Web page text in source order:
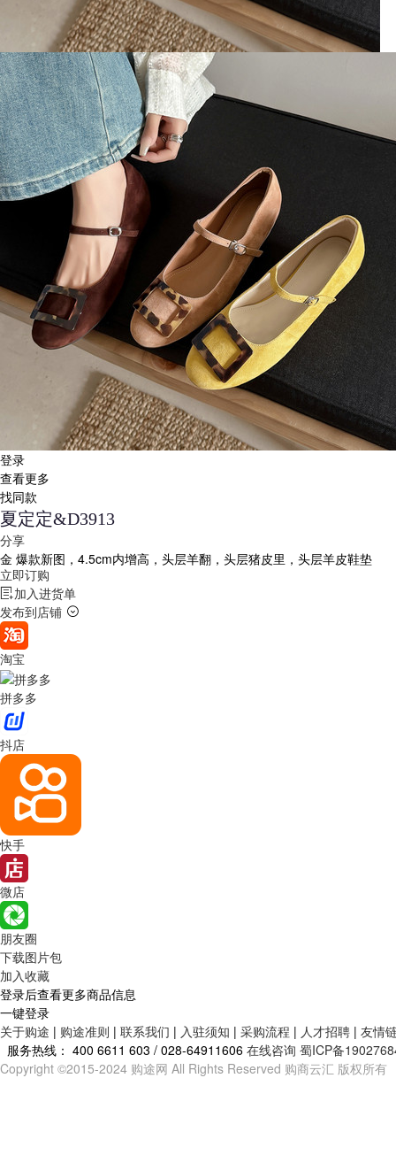
登录
查看更多
找同款
夏定定&D3913
分享
金 爆款新图，4.5cm内增高，头层羊翻，头层猪皮里，头层羊皮鞋垫
立即订购
加入进货单
发布到店铺
淘宝
拼多多
抖店
快手
微店
朋友圈
下载图片包
加入收藏
登录后查看更多商品信息
一键登录
关于购途 | 购途准则 | 联系我们 | 入驻须知 | 采购流程 | 人才招聘 | 友情
服务热线： 400 6611 603 / 028-64911606 在线咨询 蜀ICP备
Copyright ©2015-2024 购途网 All Rights Reserved 购商云汇 版权所有